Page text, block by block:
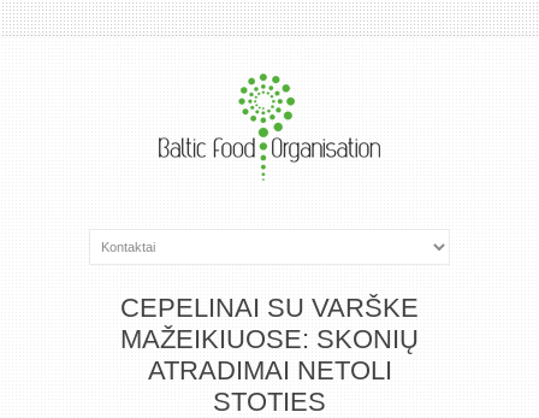
CEPELINAI SU VARŠKE
MAŽEIKIUOSE: SKONIŲ
ATRADIMAI NETOLI
STOTIES